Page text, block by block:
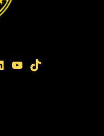
YouTube TikTok